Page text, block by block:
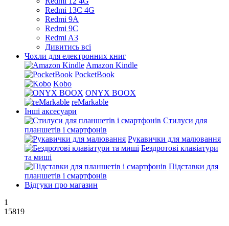
Redmi 13C 4G
Redmi 9A
Redmi 9C
Redmi A3
Дивитись всі
Чохли для електронних книг
Amazon Kindle
PocketBook
Kobo
ONYX BOOX
reMarkable
Інші аксесуари
Стилуси для
планшетів і смартфонів
Рукавички для малювання
Бездротові клавіатури
та миші
Підставки для
планшетів і смартфонів
Відгуки про магазин
1
15819